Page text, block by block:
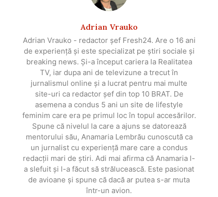
Adrian Vrauko
Adrian Vrauko - redactor șef Fresh24. Are o 16 ani
de experiență și este specializat pe știri sociale și
breaking news. Și-a început cariera la Realitatea
TV, iar dupa ani de televizune a trecut în
jurnalismul online și a lucrat pentru mai multe
site-uri ca redactor șef din top 10 BRAT. De
asemena a condus 5 ani un site de lifestyle
feminim care era pe primul loc în topul accesărilor.
Spune că nivelul la care a ajuns se datorează
mentorului său, Anamaria Lembrău cunoscută ca
un jurnalist cu experiență mare care a condus
redacții mari de știri. Adi mai afirma că Anamaria l-
a slefuit și l-a făcut să strălucească. Este pasionat
de avioane și spune că dacă ar putea s-ar muta
într-un avion.